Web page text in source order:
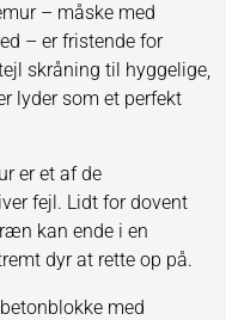
– måske med
– er fristende for
skråning til hyggelige,
lyder som et perfekt
er et af de
fejl. Lidt for dovent
kan ende i en
dyr at rette op på.